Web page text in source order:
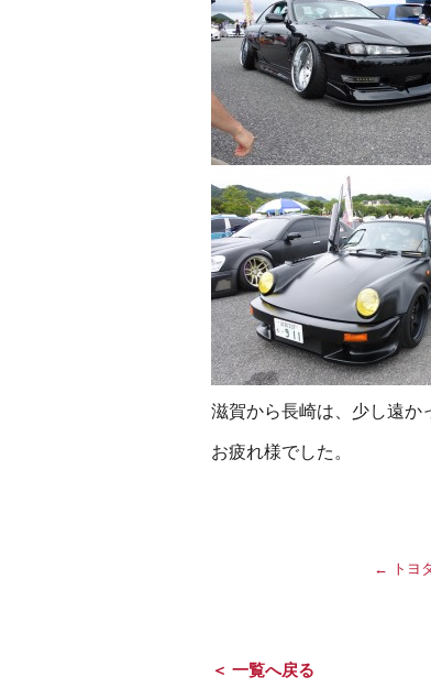
滋賀から長崎は、少し遠か
お疲れ様でした。
← トヨ
＜ 一覧へ戻る